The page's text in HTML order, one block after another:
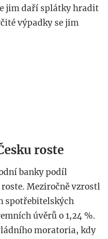
jim daří splátky hradit
výpadky se jim
roste
banky podíl
roste. Meziročně vzrostl
spotřebitelských
úvěrů o 1,24 %.
moratoria, kdy